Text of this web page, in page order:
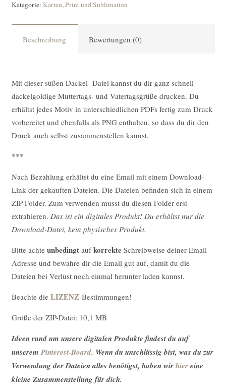
Bärbel
feiern
Menge
Kategorie: Karten,Print und Sublimation
Beschreibung Bewertungen (0)
Mit dieser süßen Dackel- Datei kannst du dir ganz schnell
dackelgoldige Muttertags- und Vatertagsgrüße drucken. Du
erhältst jedes Motiv in unterschiedlichen PDFs fertig zum Druck
vorbereitet und ebenfalls als PNG enthalten, so dass du dir den
Druck auch selbst zusammenstellen kannst.
***
Nach Bezahlung erhältst du eine Email mit einem Download-
Link der gekauften Dateien. Die Dateien befinden sich in einem
ZIP-Folder. Zum verwenden musst du diesen Folder erst
extrahieren. Das ist ein digitales Produkt! Du erhältst nur die
Download-Datei, kein physisches Produkt.
Bitte achte unbedingtaufkorrekteSchreibweise deiner Email-
Adresse und bewahre dir die Email gut auf, damit du die
Dateien bei Verlust noch einmal herunter laden kannst.
Beachte die LIZENZ-Bestimmungen!
Größe der ZIP-Datei: 10,1 MB
Ideen rund um unsere digitalen Produkte findest du auf
unserem Pinterest-Board. Wenn du unschlüssig bist, was du zur
Verwendung der Dateien alles benötigst, haben wirhiereine
kleine Zusammenstellung für dich.